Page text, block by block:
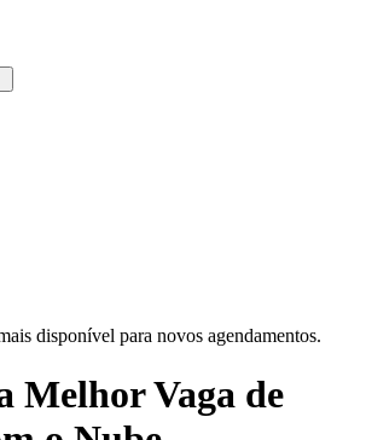
disponível para novos agendamentos.
Melhor Vaga de